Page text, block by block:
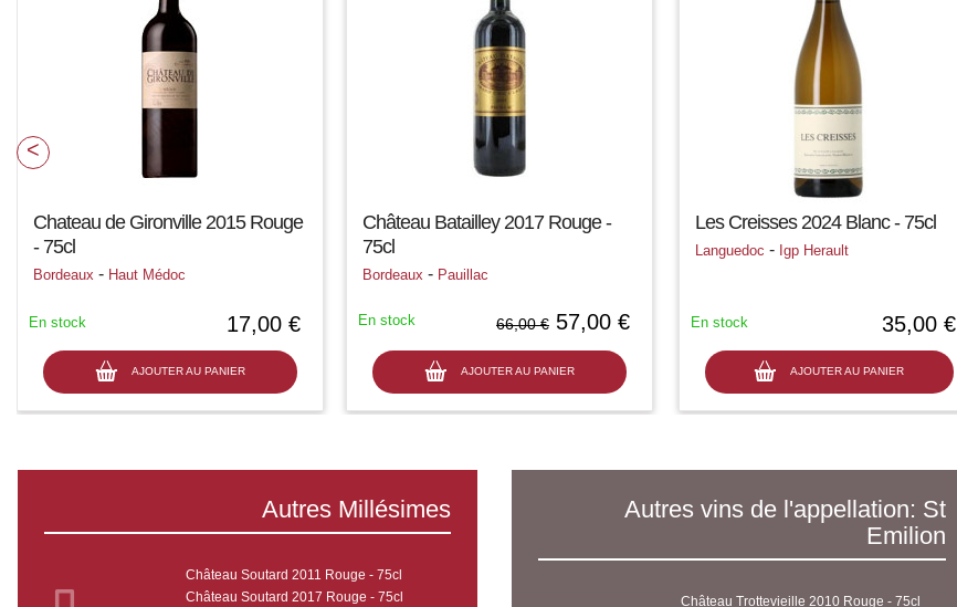
Chateau de Gironville 2015 Rouge
- 75cl
Bordeaux - Haut Médoc
17,00 €
AJOUTER AU PANIER
En stock
Château Batailley 2017 Rouge -
75cl
Bordeaux - Pauillac
66,00 € 57,00 €
AJOUTER AU PANIER
En stock
Les Creisses 2024 Blanc - 75cl
Languedoc - Igp Herault
35,00 €
AJOUTER AU PANIER
En stock
Autres Millésimes
Château Soutard 2011 Rouge - 75cl
Château Soutard 2017 Rouge - 75cl
Autres vins de l'appellation: St
Emilion
Château Trottevieille 2010 Rouge - 75cl